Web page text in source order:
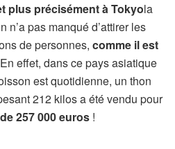
plus précisément à Tokyola
n’a pas manqué d’attirer les
de personnes, comme il est
effet, dans ce pays asiatique
est quotidienne, un thon
212 kilos a été vendu pour
de 257 000 euros !